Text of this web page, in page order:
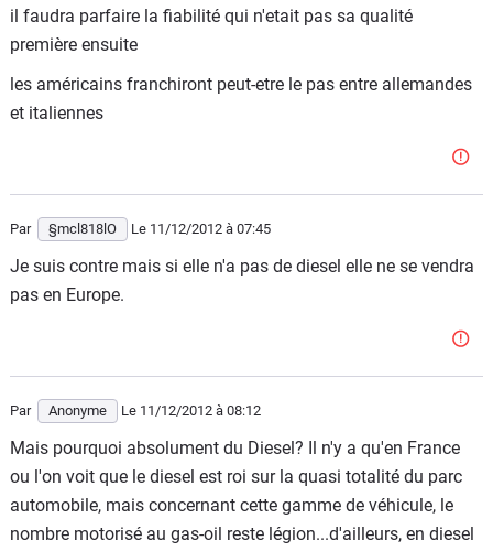
il faudra parfaire la fiabilité qui n'etait pas sa qualité
première ensuite
les américains franchiront peut-etre le pas entre allemandes
et italiennes
Par §mcl818lO Le 11/12/2012 à 07:45
Je suis contre mais si elle n'a pas de diesel elle ne se vendra
pas en Europe.
Par Anonyme Le 11/12/2012 à 08:12
Mais pourquoi absolument du Diesel? Il n'y a qu'en France
ou l'on voit que le diesel est roi sur la quasi totalité du parc
automobile, mais concernant cette gamme de véhicule, le
nombre motorisé au gas-oil reste légion...d'ailleurs, en diesel